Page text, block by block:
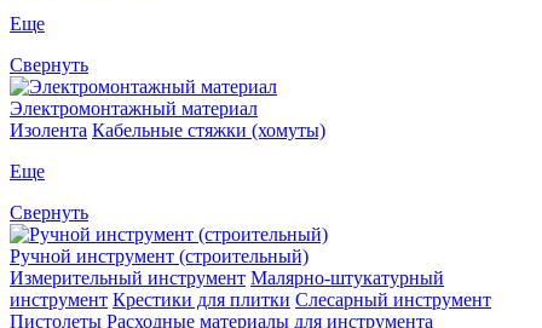
Еще
Свернуть
Электромонтажный материал
Изолента Кабельные стяжки (хомуты)
Еще
Свернуть
Ручной инструмент (строительный)
Измерительный инструмент Малярно-штукатурный
инструмент Крестики для плитки Слесарный инструмент
Пистолеты Расходные материалы для инструмента